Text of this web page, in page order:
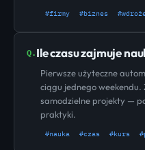
#firmy #biznes
Q. Ile czasu zajmuje
Pierwsze użyteczne
ciągu jednego
samodzielne projekty —
praktyki.
#nauka #czas #kurs